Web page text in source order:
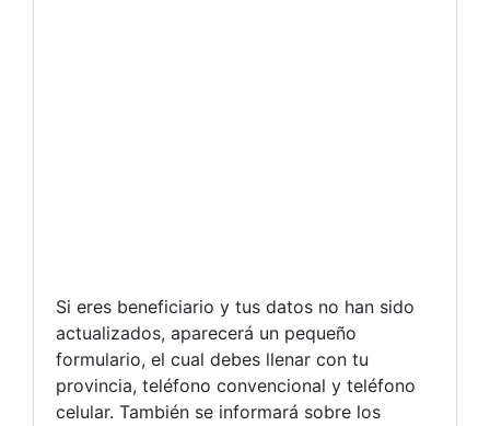
Si eres beneficiario y tus datos no han sido
actualizados, aparecerá un pequeño
formulario, el cual debes llenar con tu
provincia, teléfono convencional y teléfono
celular. También se informará sobre los